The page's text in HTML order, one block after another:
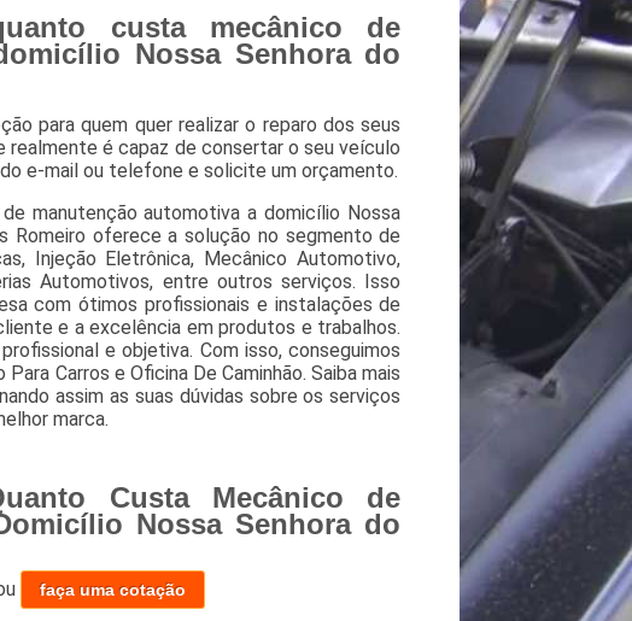
custa mecânico de
Nossa Senhora do
para quem quer realizar o reparo dos seus
realmente é capaz de consertar o seu veículo
e-mail ou telefone e solicite um orçamento.
manutenção automotiva a domicílio Nossa
Romeiro oferece a solução no segmento de
Injeção Eletrônica, Mecânico Automotivo,
Automotivos, entre outros serviços. Isso
com ótimos profissionais e instalações de
e a excelência em produtos e trabalhos.
e objetiva. Com isso, conseguimos
Carros e Oficina De Caminhão. Saiba mais
assim as suas dúvidas sobre os serviços
marca.
Custa Mecânico de
Nossa Senhora do
faça uma cotação